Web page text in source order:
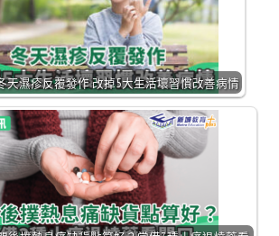
天濕疹反覆發作 改掉5大生活壞習慣改善病情